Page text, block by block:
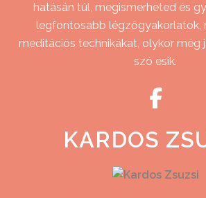
hatásán túl, megismerheted és
legfontosabb légzőgyakorlatok,
meditációs technikákat, olykor még
szó esik.
KARDOS